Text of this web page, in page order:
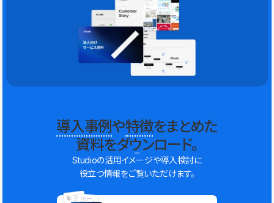
導入事例や特徴をまとめた
資料をダウンロード。
Studioの活用イメージや導入検討に
役立つ情報をご覧いただけます。